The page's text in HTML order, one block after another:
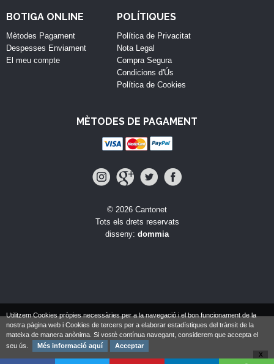
BOTIGA ONLINE
Mètodes Pagament
Despesses Enviament
El meu compte
POLÍTIQUES
Política de Privacitat
Nota Legal
Compra Segura
Condicions d'Ús
Política de Cookies
MÈTODES DE PAGAMENT
© 2026 Cantonet
Tots els drets reservats
disseny: dommia
Utilitzem Cookies pròpies necessàries per a la navegació i el bon funcionament de la
nostra pàgina web i Cookies de tercers per a elaborar estadístiques del trànsit de la
mateixa de manera anònima. Si vostè contínua navegant, considerem que accepta el
seu ús.
Més informació aquí Acceptar
X